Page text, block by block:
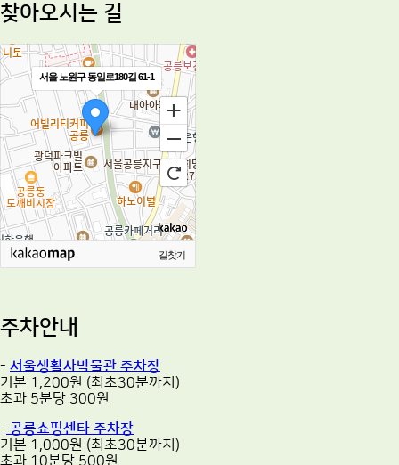
찾아오시는 길
서울 노원구 동일로180길 61-1
길찾기
주차안내
- 서울생활사박물관 주차장
기본 1,200원 (최초30분까지)
초과 5분당 300원
- 공릉쇼핑센타 주차장
기본 1,000원 (최초30분까지)
초과 10분당 500원